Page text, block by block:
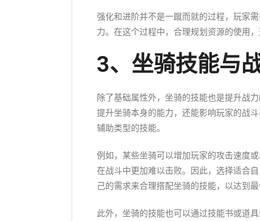
强化和进阶并不是一蹴而就的过程，玩家
力。在这个过程中，合理规划资源的使用
3、坐骑技能与
除了基础属性外，坐骑的技能也是提升战
提升坐骑本身的能力，还能影响玩家的战
辅助类型的技能。
例如，某些坐骑可以增加玩家的攻击速度
在战斗中更加难以击败。因此，选择适合
己的需求来合理搭配坐骑的技能，以达到最
此外，坐骑的技能也可以通过技能书或道